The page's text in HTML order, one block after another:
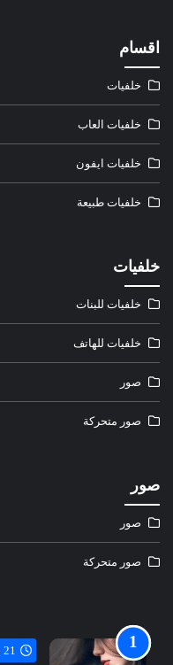
اقسام
خلفيات
خلفيات العاب
خلفيات ايفون
خلفيات طبيعة
خلفيات
خلفيات للبنات
خلفيات للهاتف
صور
صور متحركة
صور
صور
صور متحركة
21 يونيو 2026